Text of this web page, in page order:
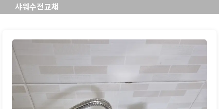
샤워수전교체